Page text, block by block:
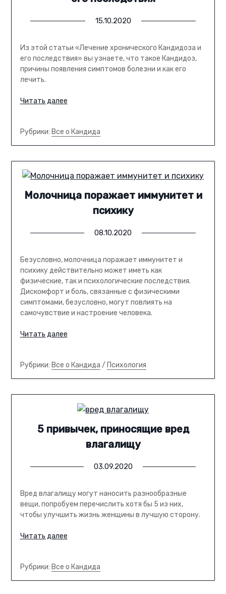
15.10.2020
Из этой статьи «Лечение хронического Кандидоза и
его последствия» вы узнаете, что такое Кандидоз,
причины появления симптомов болезни и как его
лечить.
Читать далее
Рубрики: Все о Кандида
Молочница поражает иммунитет и
психику
08.10.2020
Безусловно, молочница поражает иммунитет и
психику действительно может иметь как
физические, так и психологические последствия.
Дискомфорт и боль, связанные с физическими
симптомами, безусловно, могут повлиять на
самочувствие и настроение человека.
Читать далее
Рубрики: Все о Кандида / Психология
5 привычек, приносящие вред
влагалищу
03.09.2020
Вред влагалищу могут наносить разнообразные
вещи, попробуем перечислить хотя бы 5 из них,
чтобы улучшить жизнь женщины в лучшую сторону.
Читать далее
Рубрики: Все о Кандида